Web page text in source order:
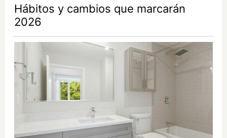
Hábitos y cambios que marcarán
2026